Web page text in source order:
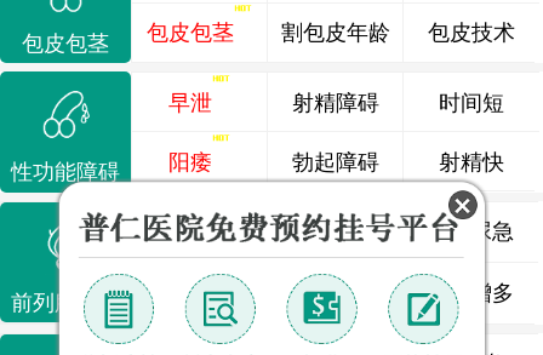
包皮包茎 包皮包茎 割包皮年龄 包皮技术
性功能障碍
早泄
阳痿
射精障碍
勃起障碍
时间短
射精快
前列腺疾病
前列腺炎 前列腺痛 尿频尿急
前列腺增生 排尿不畅 夜尿增多